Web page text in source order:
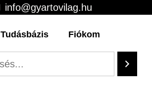
info@gyartovilag.hu
Tudásbázis Fiókom